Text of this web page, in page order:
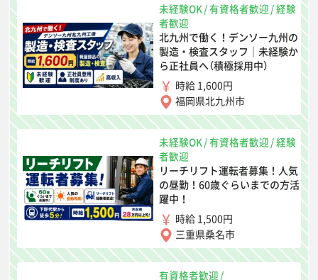
未経験OK /有資格者歓迎 /経験
者歓迎
北九州で働く！デンソー九州の
製造・検査スタッフ｜未経験か
ら正社員へ（積極採用中）
時給 1,600円
福岡県北九州市
未経験OK /有資格者歓迎 /経験
者歓迎
リーチリフト運転者募集！人気
の昼勤！60歳ぐらいまでの方活
躍中！
時給 1,500円
三重県桑名市
有資格者歓迎 /